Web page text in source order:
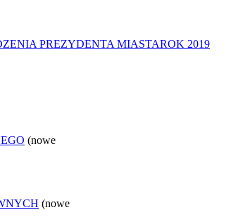
PREZYDENTA MIASTAROK 2019
(nowe
(nowe